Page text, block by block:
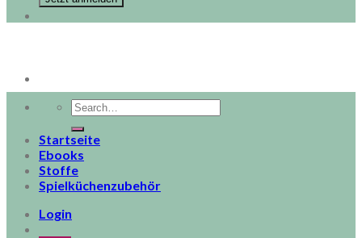
Search
for:
Startseite
Ebooks
Stoffe
Spielküchenzubehör
Login